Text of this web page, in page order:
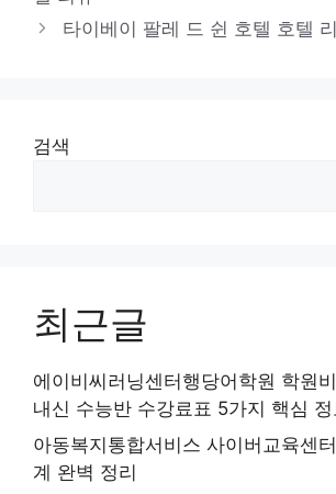
리
타이베이 팔레 드 쉰 호텔 호텔
검색
최근글
에이비씨러닝센터행당어학원 학원
내신 수능반 수강료표 5가지 핵심 정
아동복지통합서비스 사이버교육센
계 완벽 정리